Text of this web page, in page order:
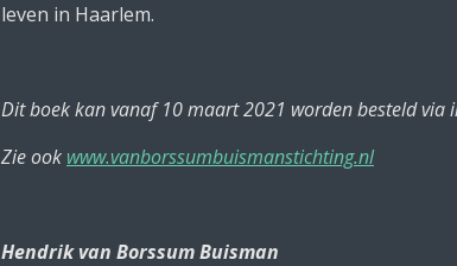
leven in Haarlem.
Dit boek kan vanaf 10 maart 2021 worden besteld via
Zie ook www.vanborssumbuismanstichting.nl
Hendrik van Borssum Buisman